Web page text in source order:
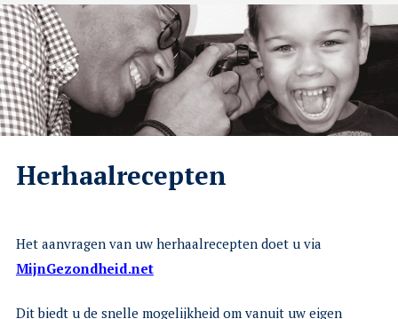
Herhaalrecepten
Het aanvragen van uw herhaalrecepten doet u via
MijnGezondheid.net
Dit biedt u de snelle mogelijkheid om vanuit uw eigen